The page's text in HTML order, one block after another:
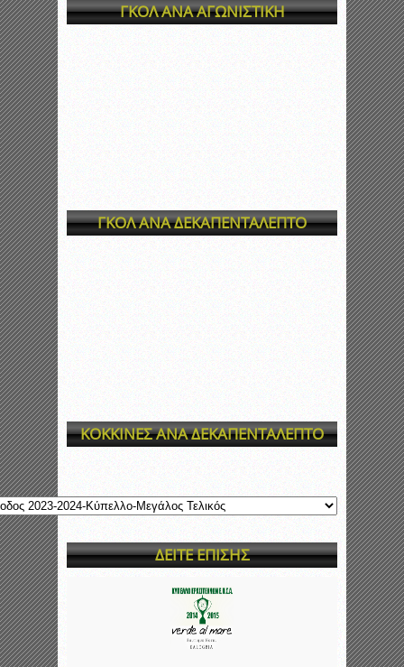
ΓΚΟΛ ΑΝΑ ΑΓΩΝΙΣΤΙΚΗ
ΓΚΟΛ ΑΝΑ ΔΕΚΑΠΕΝΤΑΛΕΠΤΟ
ΚΟΚΚΙΝΕΣ ΑΝΑ ΔΕΚΑΠΕΝΤΑΛΕΠΤΟ
ΔΕΙΤΕ ΕΠΙΣΗΣ